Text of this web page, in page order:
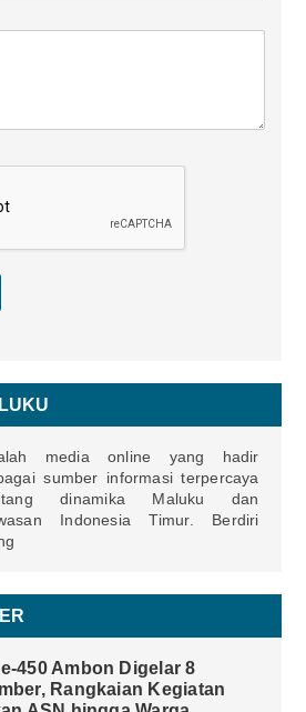
media online yang hadir
sumber informasi terpercaya
dinamika Maluku dan
Indonesia Timur. Berdiri
450 Ambon Digelar 8
Rangkaian Kegiatan